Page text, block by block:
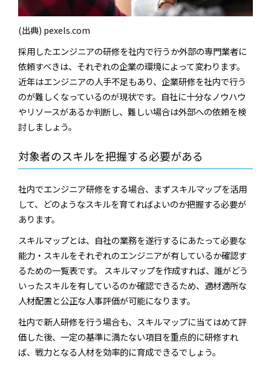
(出典) pexels.com
採用したエンジニアの研修を社内で行うか外部の専門業者に
依頼すべきは、それぞれの企業の環境によって変わります。
近年はエンジニアの人手不足もあり、企業研修を社内で行う
のが難しくなっているのが現状です。自社に十分なノウハウ
やリソースがあるか判断し、難しい場合は外部への依頼を検
討しましょう。
対象者のスキルを把握する必要がある
社内でエンジニア研修をする場合、まずスキルマップを活用
して、どのようなスキルを育てればよいのか把握する必要が
あります。
スキルマップとは、自社の業務を遂行するにあたって必要な
能力・スキルをそれぞれのエンジニアが有しているか確認す
るための一覧表です。 スキルマップを作成すれば、誰がどう
いったスキルを有しているのか確認できるため、適材適所な
人材配置と公正な人事評価が可能になります。
社内で新人研修を行う場合も、スキルマップに当てはめて評
価した後、一定の基準に満たない項目を重点的に研修すれ
ば、戦力となる人材を効率的に育成できるでしょう。